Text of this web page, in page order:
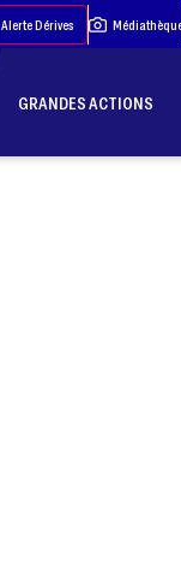
Alerte Dérives
GRANDES ACTIONS